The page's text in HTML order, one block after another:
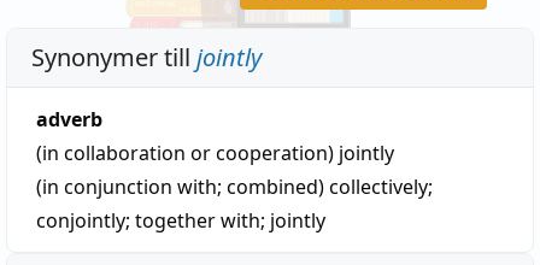
Synonymer till jointly
adverb
(in collaboration or cooperation) jointly
(in conjunction with; combined)collectively;
conjointly; together with; jointly